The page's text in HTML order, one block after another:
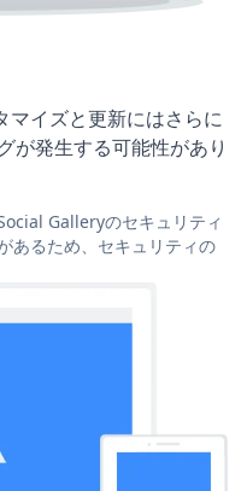
イズと更新にはさらに
が発生する可能性があり
Galleryのセキュリティ
あるため、セキュリティの